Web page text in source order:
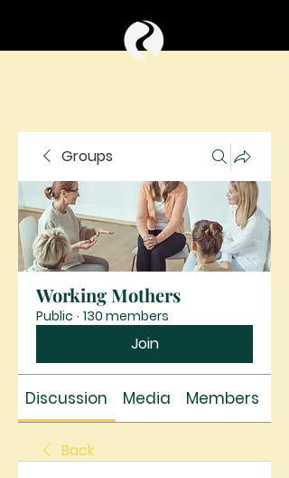
Groups
Working Mothers
Public · 130 members
Join
Discussion Media Members
Back